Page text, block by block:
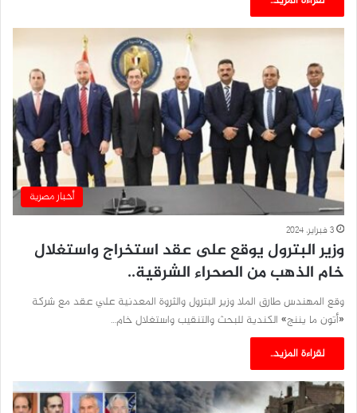
أخبار مصرية
3 فبراير، 2024
وزير البترول يوقع على عقد استخراج واستغلال
خام الذهب من الصحراء الشرقية..
وقع المهندس طارق الملا وزير البترول والثروة المعدنية علي عقد مع شركة
«أتون ما يننج» الكندية للبحث والتنقيب واستغلال خام…
لقراءة المزيد..